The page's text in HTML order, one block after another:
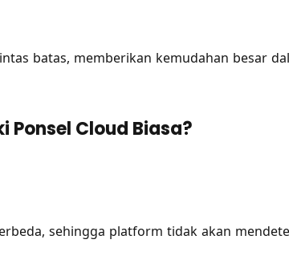
batas, memberikan kemudahan besar
Ponsel Cloud Biasa?
sehingga platform tidak akan